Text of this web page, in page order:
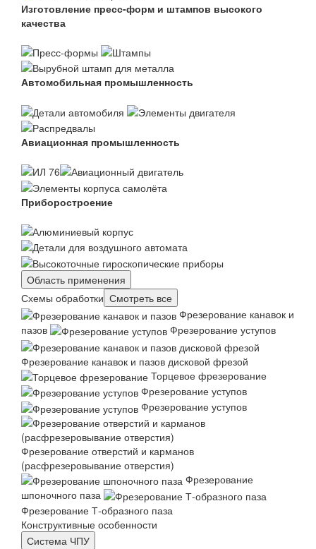
Изготовление пресс-форм и штампов высокого
качества
Автомобильная промышленность
Авиационная промышленность
Приборостроение
Область применения
Схемы обработки Смотреть все
Фрезерование канавок и
пазов
Фрезерование уступов
Фрезерование канавок и пазов дисковой фрезой
Торцевое фрезерование
Фрезерование уступов
Фрезерование уступов
Фрезерование отверстий и карманов
(расфрезеровывание отверстия)
Фрезерование
шпоночного паза
Фрезерование Т-образного паза
Конструктивные особенности
Система ЧПУ